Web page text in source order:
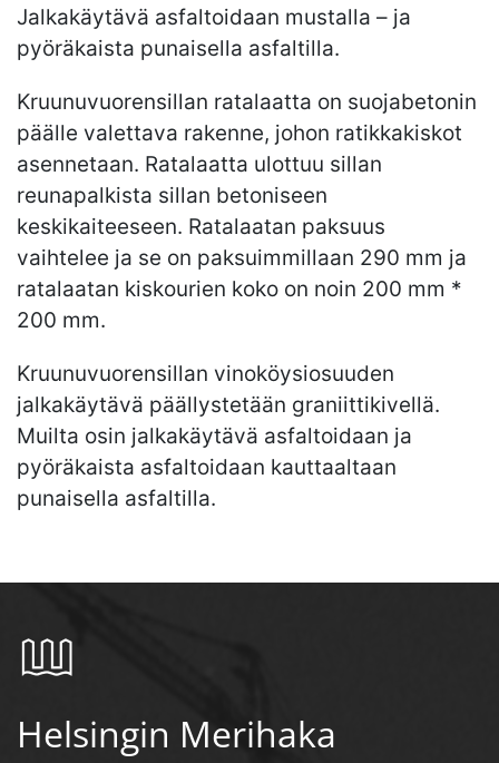
Jalkakäytävä asfaltoidaan mustalla – ja
pyöräkaista punaisella asfaltilla.
Kruunuvuorensillan ratalaatta on suojabetonin
päälle valettava rakenne, johon ratikkakiskot
asennetaan. Ratalaatta ulottuu sillan
reunapalkista sillan betoniseen
keskikaiteeseen. Ratalaatan paksuus
vaihtelee ja se on paksuimmillaan 290 mm ja
ratalaatan kiskourien koko on noin 200 mm *
200 mm.
Kruunuvuorensillan vinoköysiosuuden
jalkakäytävä päällystetään graniittikivellä.
Muilta osin jalkakäytävä asfaltoidaan ja
pyöräkaista asfaltoidaan kauttaaltaan
punaisella asfaltilla.
Helsingin Merihaka